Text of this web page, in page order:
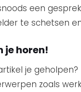
een
te schetsen
je horen!
je
zoals